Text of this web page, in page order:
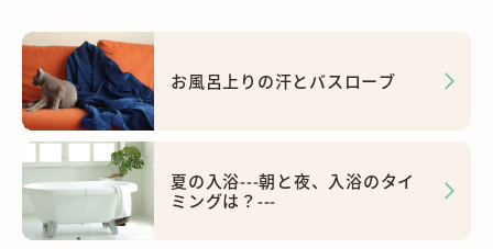
お風呂上りの汗とバスローブ
夏の入浴---朝と夜、入浴のタイ
ミングは？---